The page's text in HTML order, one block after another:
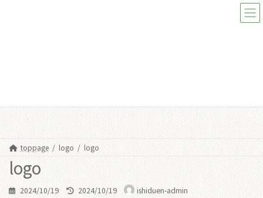
プ
動
toppage logo logo
logo
2024/10/19
最
2024/10/19 ishiduen-admin